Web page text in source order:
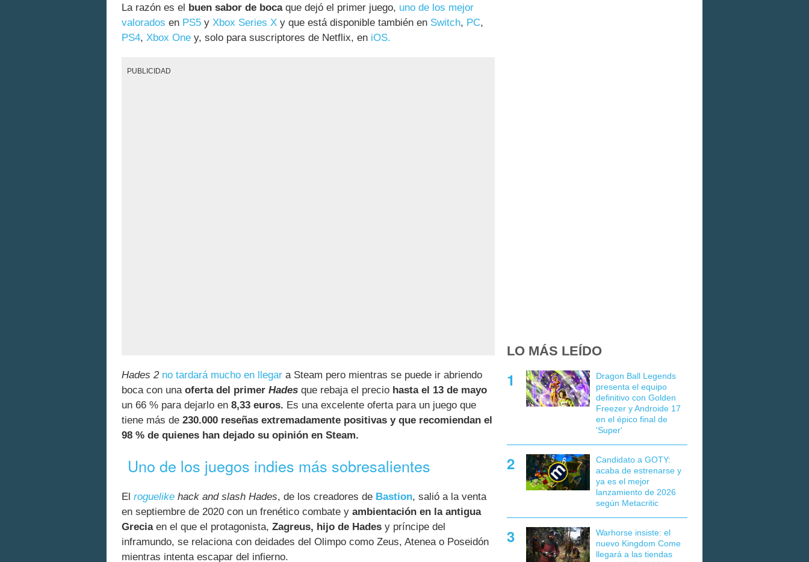
La razón es el
buen sabor de bocaque dejó el primer juego, uno de los mejor
valorados en PS5 y Xbox Series X y que está disponible también en Switch, PC,
PS4, Xbox One y, solo para suscriptores de Netflix, en iOS.
PUBLICIDAD
Hades 2 no tardará mucho en llegar a Steam pero mientras se puede ir abriendo
boca con una oferta del primer Hades que rebaja el precio hasta el 13 de mayo
un 66 % para dejarlo en 8,33 euros. Es una excelente oferta para un juego que
tiene más de 230.000 reseñas extremadamente positivas y que recomiendan el
98 % de quienes han dejado su opinión en Steam.
Uno de los juegos indies más sobresalientes
El roguelike hack and slash Hades, de los creadores de Bastion, salió a la venta
en septiembre de 2020 con un frenético combate y ambientación en la antigua
Greciaen el que el protagonista, Zagreus, hijo de Hades y príncipe del
inframundo, se relaciona con deidades del Olimpo como Zeus, Atenea o Poseidón
mientras intenta escapar del infierno.
LO MÁS LEÍDO
Dragon Ball Legends
presenta el equipo
definitivo con Golden
Freezer y Androide 17
en el épico final de
'Super'
Candidato a GOTY:
acaba de estrenarse y
ya es el mejor
lanzamiento de 2026
según Metacritic
Warhorse insiste: el
nuevo Kingdom Come
llegará a las tiendas